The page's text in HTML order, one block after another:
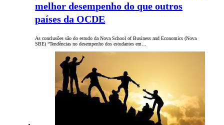
melhor desempenho do que outros
países da OCDE
As conclusões são do estudo da Nova School of Business and Economics (Nova
SBE) “Tendências no desempenho dos estudantes em…